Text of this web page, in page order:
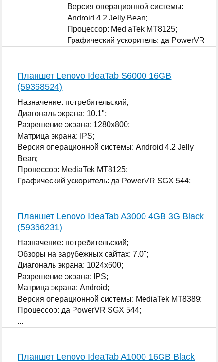
Версия операционной системы:
Android 4.2 Jelly Bean;
Процессор: MediaTek MT8125;
Графический ускоритель: да PowerVR
Планшет Lenovo IdeaTab S6000 16GB
(59368524)
Назначение: потребительский;
Диагональ экрана: 10.1";
Разрешение экрана: 1280x800;
Матрица экрана: IPS;
Версия операционной системы: Android 4.2 Jelly
Bean;
Процессор: MediaTek MT8125;
Графический ускоритель: да PowerVR SGX 544;
Планшет Lenovo IdeaTab A3000 4GB 3G Black
(59366231)
Назначение: потребительский;
Обзоры на зарубежных сайтах: 7.0";
Диагональ экрана: 1024x600;
Разрешение экрана: IPS;
Матрица экрана: Android;
Версия операционной системы: MediaTek MT8389;
Процессор: да PowerVR SGX 544;
...
Планшет Lenovo IdeaTab A1000 16GB Black